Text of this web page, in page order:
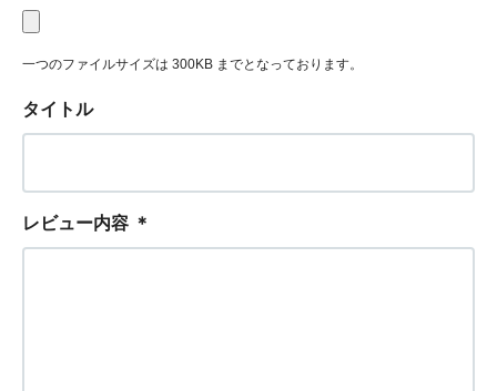
一つのファイルサイズは 300KB までとなっております。
タイトル
レビュー内容 ＊